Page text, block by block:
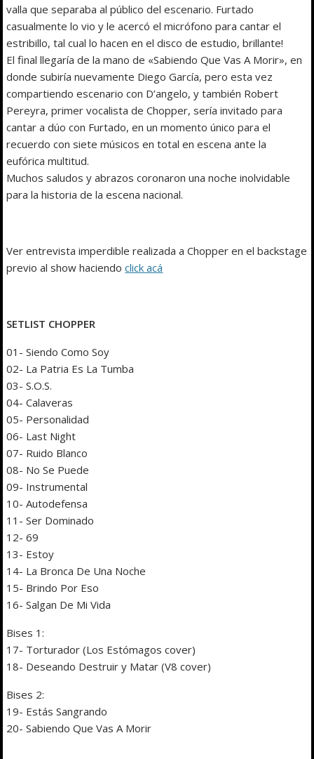
valla que separaba al público del escenario. Furtado
casualmente lo vio y le acercó el micrófono para cantar el
estribillo, tal cual lo hacen en el disco de estudio, brillante!
El final llegaría de la mano de «Sabiendo Que Vas A Morir», en
donde subiría nuevamente Diego García, pero esta vez
compartiendo escenario con D’angelo, y también Robert
Pereyra, primer vocalista de Chopper, sería invitado para
cantar a dúo con Furtado, en un momento único para el
recuerdo con siete músicos en total en escena ante la
eufórica multitud.
Muchos saludos y abrazos coronaron una noche inolvidable
para la historia de la escena nacional.
Ver entrevista imperdible realizada a Chopper en el backstage
previo al show haciendoclick acá
SETLIST CHOPPER
01- Siendo Como Soy
02- La Patria Es La Tumba
03- S.O.S.
04- Calaveras
05- Personalidad
06- Last Night
07- Ruido Blanco
08- No Se Puede
09- Instrumental
10- Autodefensa
11- Ser Dominado
12- 69
13- Estoy
14- La Bronca De Una Noche
15- Brindo Por Eso
16- Salgan De Mi Vida
Bises 1:
17- Torturador (Los Estómagos cover)
18- Deseando Destruir y Matar (V8 cover)
Bises 2:
19- Estás Sangrando
20- Sabiendo Que Vas A Morir